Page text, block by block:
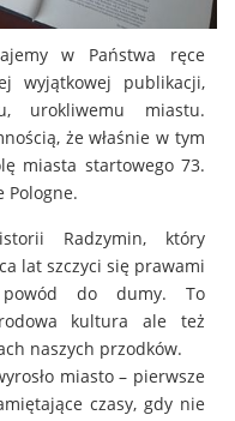
w Państwa ręce
wyjątkowej publikacji,
urokliwemu miastu.
że właśnie w tym
miasta startowego 73.
Pologne.
Radzymin, który
lat szczyci się prawami
do dumy. To
kultura ale też
naszych przodków.
miasto – pierwsze
czasy, gdy nie